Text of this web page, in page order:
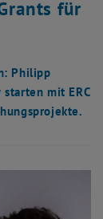
für
Philipp
mit ERC